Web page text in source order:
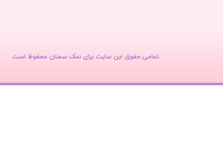
تمامی حقوق این سایت برای نمک سمنان محفوظ است.